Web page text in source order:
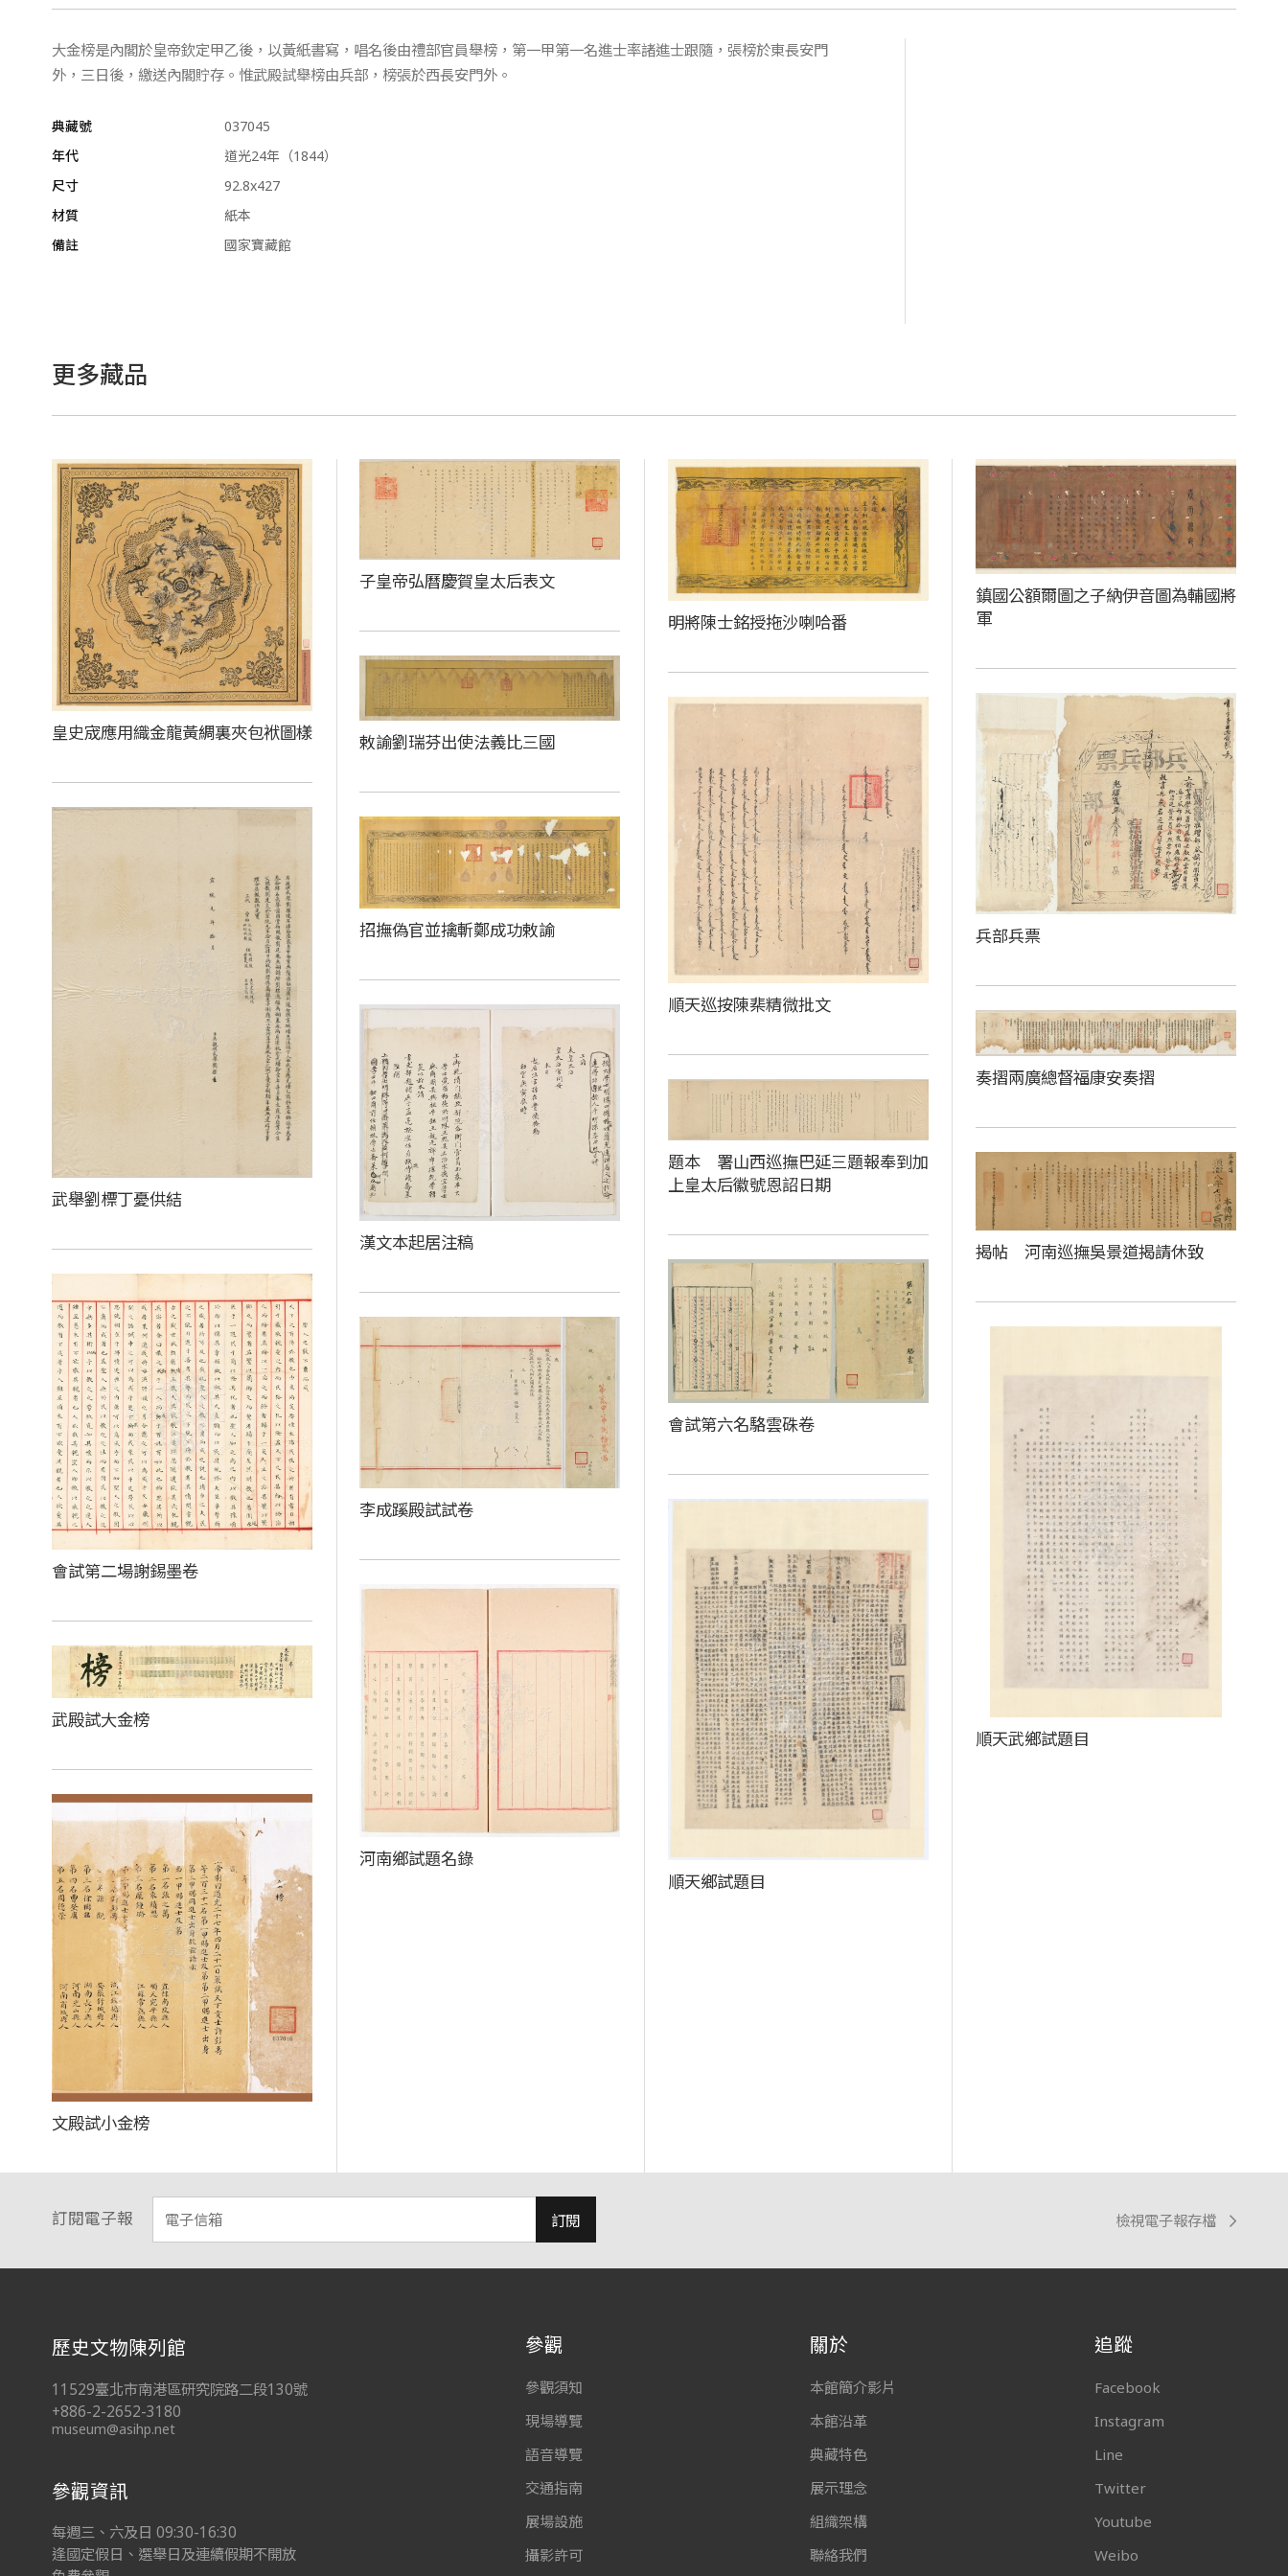
大金榜是內閣於皇帝欽定甲乙後，以黃紙書寫，唱名後由禮部官員舉榜，第一甲第一名進士率諸進士跟隨，張榜於東長安門
外，三日後，繳送內閣貯存。惟武殿試舉榜由兵部，榜張於西長安門外。
典藏號
037045
年代
道光24年（1844）
尺寸
92.8x427
材質
紙本
備註
國家寶藏館
更多藏品
皇史宬應用織金龍黃綢裏夾包袱圖樣
子皇帝弘曆慶賀皇太后表文
明將陳士銘授拖沙喇哈番
鎮國公額爾圖之子納伊音圖為輔國將
軍
敕諭劉瑞芬出使法義比三國
兵部兵票
順天巡按陳棐精微批文
武舉劉標丁憂供結
招撫偽官並擒斬鄭成功敕諭
漢文本起居注稿
奏摺兩廣總督福康安奏摺
題本 署山西巡撫巴延三題報奉到加
上皇太后徽號恩詔日期
揭帖 河南巡撫吳景道揭請休致
會試第六名駱雲硃卷
會試第二場謝錫墨卷
李成蹊殿試試卷
順天武鄉試題目
順天鄉試題目
河南鄉試題名錄
武殿試大金榜
文殿試小金榜
訂閱電子報 訂閱 檢視電子報存檔
歷史文物陳列館
11529臺北市南港區研究院路二段130號
+886-2-2652-3180
museum@asihp.net
參觀資訊
每週三、六及日 09:30-16:30
逢國定假日、選舉日及連續假期不開放
參觀
參觀須知
現場導覽
語音導覽
交通指南
展場設施
攝影許可
關於
本館簡介影片
本館沿革
典藏特色
展示理念
組織架構
聯絡我們
追蹤
Facebook
Instagram
Line
Twitter
Youtube
Weibo